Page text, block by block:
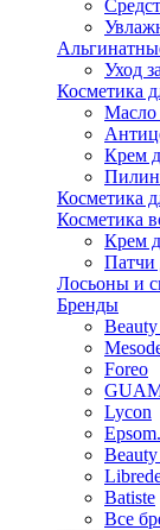
Уход
Косметика
Масло
Крем
Косметика
Косметика
Крем
Патчи
Лосьоны и
Бренды
Foreo
Lycon
Batiste
Все